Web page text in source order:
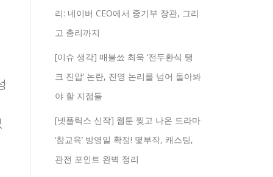
리: 네이버 CEO에서 중기부 장관, 그리
고 총리까지
[이슈 생각] 매불쑈 최욱 ‘전두환식 탱
크 진압’ 논란, 진영 논리를 넘어 돌아봐
야 할 지점들
[넷플릭스 신작] 웹툰 찢고 나온 드라마
‘참교육’ 방영일 확정! 몇부작, 캐스팅,
관전 포인트 완벽 정리